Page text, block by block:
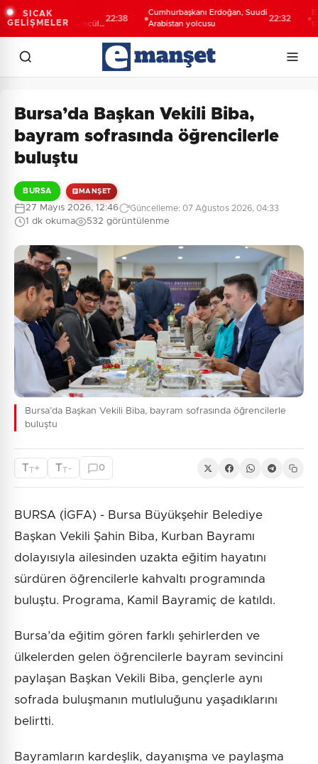
SICAK
GELİŞMELER
Şahin Biba:
bütüncül
Cumhurbaşkanı Erdoğan, Suudi
Arabistan yolcusu
Bursa’da Başkan Vekili Biba,
bayram sofrasında öğrencilerle
buluştu
BURSA MANŞET
27 Mayıs 2026, 12:46 Güncelleme: 07 Ağustos 2026, 04:33
1 dk okuma 532 görüntülenme
Bursa’da Başkan Vekili Biba, bayram sofrasında öğrencilerle
buluştu
TT+ TT - 0
BURSA (İGFA) - Bursa Büyükşehir Belediye
Başkan Vekili Şahin Biba, Kurban Bayramı
dolayısıyla ailesinden uzakta eğitim hayatını
sürdüren öğrencilerle kahvaltı programında
buluştu. Programa, Kamil Bayramiç de katıldı.
Bursa’da eğitim gören farklı şehirlerden ve
ülkelerden gelen öğrencilerle bayram sevincini
paylaşan Başkan Vekili Biba, gençlerle aynı
sofrada buluşmanın mutluluğunu yaşadıklarını
belirtti.
Bayramların kardeşlik, dayanışma ve paylaşma